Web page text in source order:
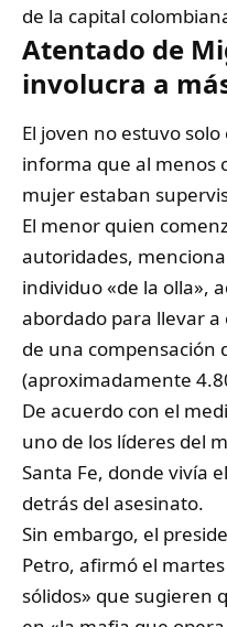
de la capital
Atentado de
involucra a
El joven no estuvo
informa que al menos
mujer estaban
El menor quien
autoridades,
individuo «de la olla»,
abordado para llevar
de una compensación
(aproximadamente
De acuerdo con el
uno de los líderes del
Santa Fe, donde vivía
detrás del asesinato.
Sin embargo, el
Petro, afirmó el
sólidos» que sugieren